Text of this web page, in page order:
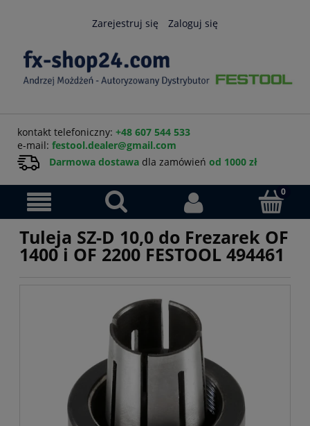
Zarejestruj się Zaloguj się
kontakt telefoniczny: +48 607 544 533
e-mail: festool.dealer@gmail.com
Darmowa dostawa dla zamówień od 1000 zł
Tuleja SZ-D 10,0 do Frezarek OF
1400 i OF 2200 FESTOOL 494461